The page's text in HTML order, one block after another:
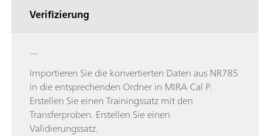
Verifizierung
—
Importieren Sie die konvertierten Daten aus NR785
in die entsprechenden Ordner in MIRA Cal P.
Erstellen Sie einen Trainingssatz mit den
Transferproben. Erstellen Sie einen
Validierungssatz.